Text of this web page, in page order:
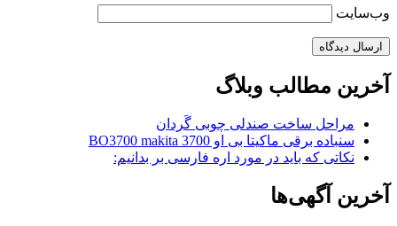
وب‌سایت
آخرین مطالب وبلاگ
مراحل ساخت صندلی چوبی گَردان
سنباده برقی ماکیتا بی او 3700 BO3700 makita
نکاتی که باید در مورد اره فارسی بر بدانیم:
آخرین آگهی‌ها